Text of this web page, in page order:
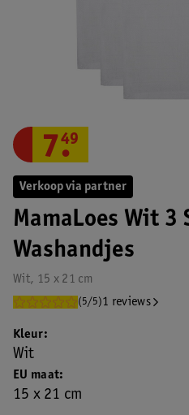
Verkoop via partner
MamaLoes Wit
Washandjes
Wit, 15 x 21 cm
(5/5)1 reviews
7.
49
EU maat
15 x 21 cm
Kleur
Wit